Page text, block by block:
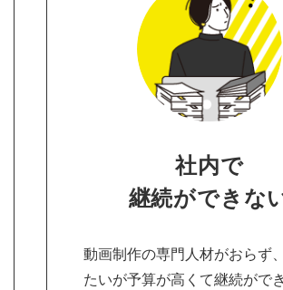
社内で
継続ができな
動画制作の専門人材がおらず
たいが予算が高くて継続ができ